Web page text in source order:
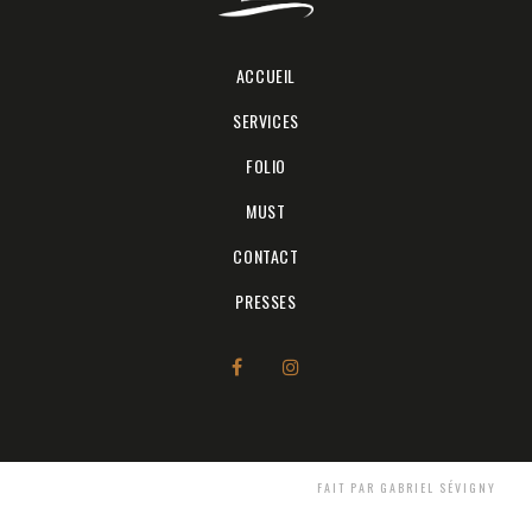
ACCUEIL
SERVICES
FOLIO
MUST
CONTACT
PRESSES
FAIT PAR GABRIEL SÉVIGNY